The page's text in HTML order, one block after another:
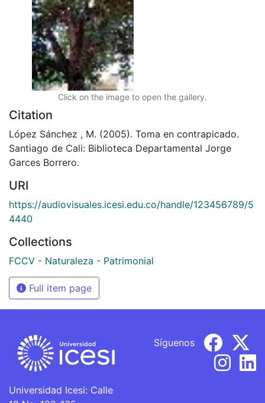
Click on the image to open the gallery.
Citation
López Sánchez , M. (2005). Toma en contrapicado.
Santiago de Cali: Biblioteca Departamental Jorge
Garces Borrero.
URI
https://audiovisuales.icesi.edu.co/handle/123456789/5
4440
Collections
FCCV - Naturaleza - Patrimonial
Full item page
Universidad Icesi: Calle
Síguenos